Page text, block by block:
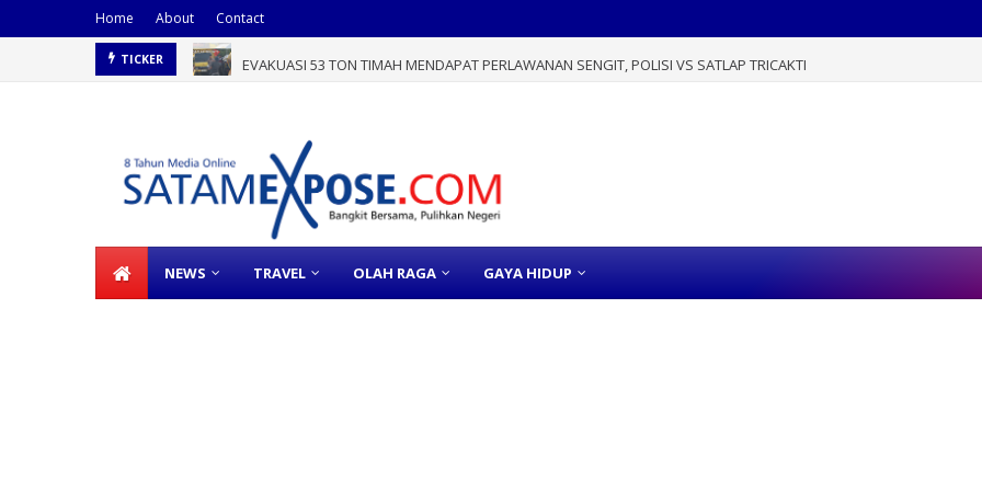
Home About Contact
TICKER EVAKUASI 53 TON TIMAH MENDAPAT PERLAWANAN SENGIT, POLISI VS SATLAP TRICAKTI
NEWS TRAVEL OLAH RAGA GAYA HIDUP